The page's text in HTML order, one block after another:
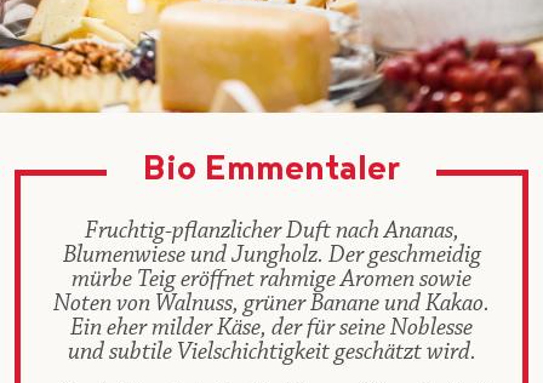
Bio Emmentaler
Fruchtig-pflanzlicher Duft nach Ananas,
Blumenwiese und Jungholz. Der geschmeidig
mürbe Teig eröffnet rahmige Aromen sowie
Noten von Walnuss, grüner Banane und Kakao.
Ein eher milder Käse, der für seine Noblesse
und subtile Vielschichtigkeit geschätzt wird.